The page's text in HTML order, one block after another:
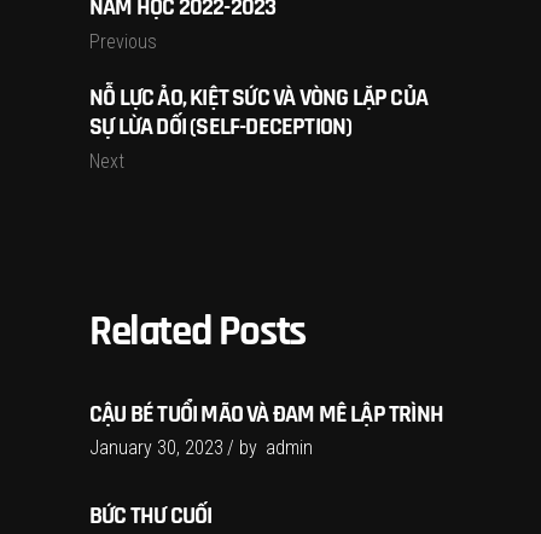
Previous
NỖ LỰC ẢO, KIỆT SỨC VÀ VÒNG LẶP CỦA
SỰ LỪA DỐI (SELF-DECEPTION)
Next
Related Posts
CẬU BÉ TUỔI MÃO VÀ ĐAM MÊ LẬP TRÌNH
January 30, 2023 by admin
BỨC THƯ CUỐI